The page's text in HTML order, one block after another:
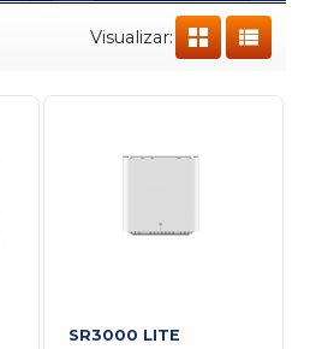
Visualizar:
SR3000 LITE